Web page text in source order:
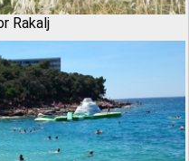
Rakalj